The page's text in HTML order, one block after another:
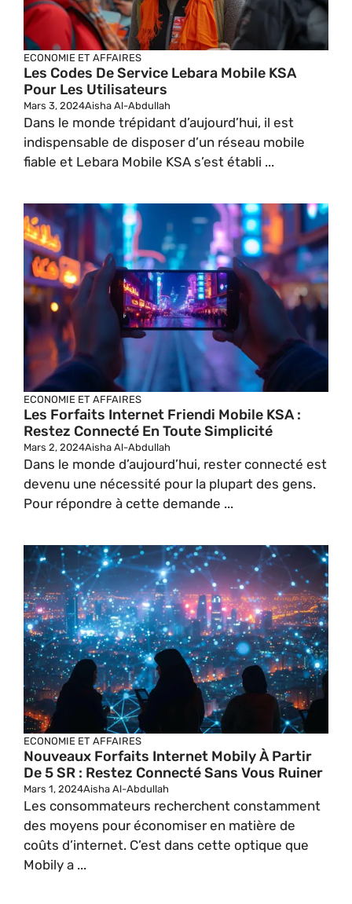
ECONOMIE ET AFFAIRES
Les Codes De Service Lebara Mobile KSA
Pour Les Utilisateurs
Mars 3, 2024Aisha Al-Abdullah
Dans le monde trépidant d’aujourd’hui, il est
indispensable de disposer d’un réseau mobile
fiable et Lebara Mobile KSA s’est établi ...
ECONOMIE ET AFFAIRES
Les Forfaits Internet Friendi Mobile KSA :
Restez Connecté En Toute Simplicité
Mars 2, 2024Aisha Al-Abdullah
Dans le monde d’aujourd’hui, rester connecté est
devenu une nécessité pour la plupart des gens.
Pour répondre à cette demande ...
ECONOMIE ET AFFAIRES
Nouveaux Forfaits Internet Mobily À Partir
De 5 SR : Restez Connecté Sans Vous Ruiner
Mars 1, 2024Aisha Al-Abdullah
Les consommateurs recherchent constamment
des moyens pour économiser en matière de
coûts d’internet. C’est dans cette optique que
Mobily a ...